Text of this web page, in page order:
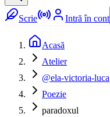
Scrie Intră în cont
Acasă
Atelier
@ela-victoria-luca
Poezie
paradoxul